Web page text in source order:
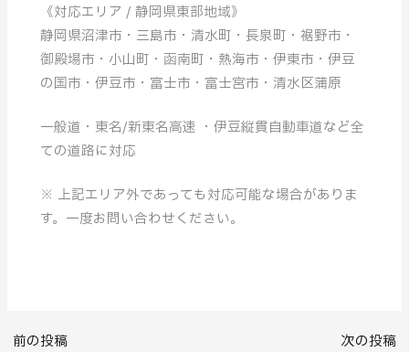
《対応エリア / 静岡県東部地域》
静岡県沼津市・三島市・清水町・長泉町・裾野市・
御殿場市・小山町・函南町・熱海市・伊東市・伊豆
の国市・伊豆市・富士市・富士宮市・清水区蒲原
一般道・東名/新東名高速 ・伊豆縦貫自動車道など全
ての道路に対応
※ 上記エリア外であっても対応可能な場合がありま
す。一度お問い合わせください。
前の投稿 次の投稿